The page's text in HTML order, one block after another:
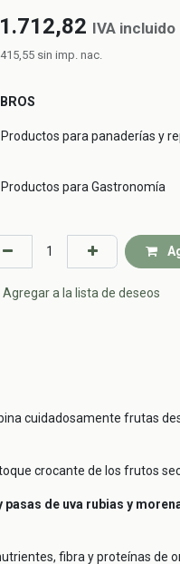
1.712,82 IVA incluido
sin imp. nac.
Productos para panaderías y
Productos para Gastronomía
Agregar a la lista de deseos
cuidadosamente frutas
crocante de los frutos
de uva rubias y
fibra y proteínas de